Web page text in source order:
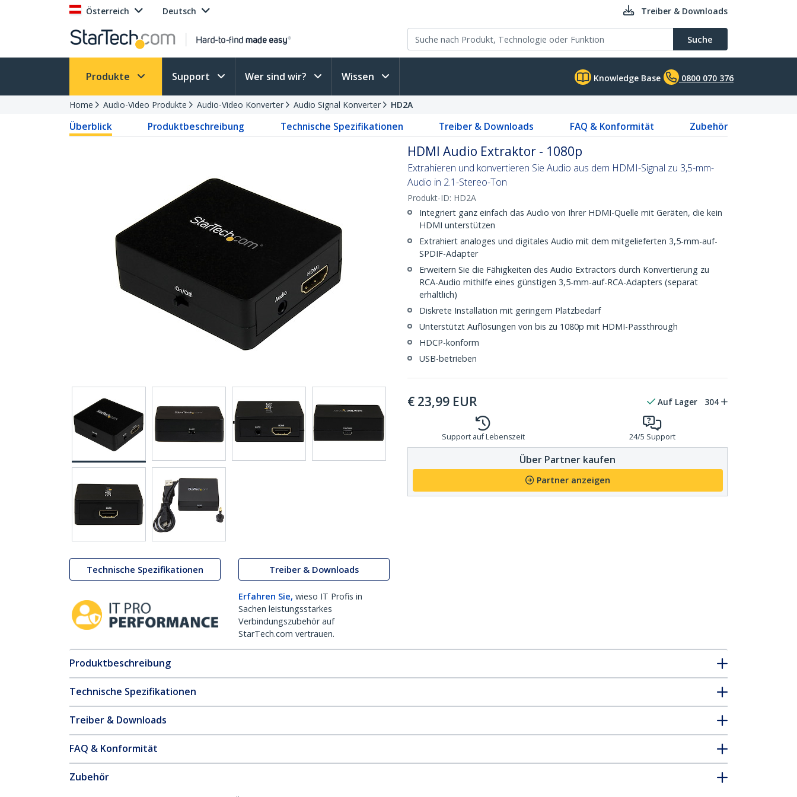
Österreich Deutsch Treiber & Downloads
Suche
Produkte Support Wer sind wir? Wissen Knowledge Base 0800 070 376
Home Audio-Video Produkte Audio-Video Konverter Audio Signal Konverter HD2A
Überblick Produktbeschreibung Technische Spezifikationen Treiber & Downloads FAQ & Konformität Zubehör
Technische Spezifikationen Treiber & Downloads
Erfahren Sie, wieso IT Profis in
Sachen leistungsstarkes
Verbindungszubehör auf
StarTech.com vertrauen.
HDMI Audio Extraktor - 1080p
Extrahieren und konvertieren Sie Audio aus dem HDMI-Signal zu 3,5-mm-
Audio in 2.1-Stereo-Ton
Produkt-ID: HD2A
Integriert ganz einfach das Audio von Ihrer HDMI-Quelle mit Geräten, die kein
HDMI unterstützen
Extrahiert analoges und digitales Audio mit dem mitgelieferten 3,5-mm-auf-
SPDIF-Adapter
Erweitern Sie die Fähigkeiten des Audio Extractors durch Konvertierung zu
RCA-Audio mithilfe eines günstigen 3,5-mm-auf-RCA-Adapters (separat
erhältlich)
Diskrete Installation mit geringem Platzbedarf
Unterstützt Auflösungen von bis zu 1080p mit HDMI-Passthrough
HDCP-konform
USB-betrieben
€ 23,99 EUR Auf Lager 304
Support auf Lebenszeit 24/5 Support
Über Partner kaufen
Partner anzeigen
Produktbeschreibung
Technische Spezifikationen
Treiber & Downloads
FAQ & Konformität
Zubehör